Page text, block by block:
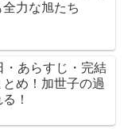
力な旭たち
・あらすじ・完結
め！加世子の過
！